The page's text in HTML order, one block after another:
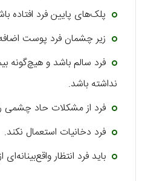
پلک‌های پایین فرد افتاده
زیر چشمان فرد پوست
فرد سالم باشد و هیچ‌گونه
نداشته باشد.
فرد از مشکلات حاد چشمی
فرد دخانیات استعمال نکند.
باید فرد انتظار